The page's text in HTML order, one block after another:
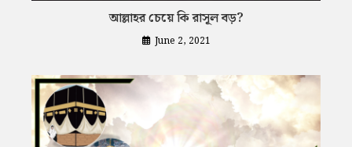
আল্লাহর চেয়ে কি রাসূল বড়?
June 2, 2021